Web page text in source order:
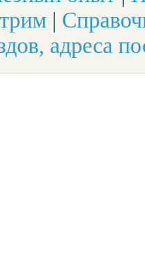
|
адреса